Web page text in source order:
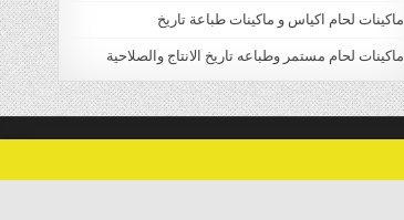
ماكينات لحام اكياس و ماكينات طباعة تاريخ
ماكينات لحام مستمر وطباعه تاريخ الانتاج والصلاحية